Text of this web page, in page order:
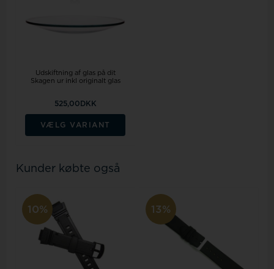
Udskiftning af glas på dit
Skagen ur inkl originalt glas
525,00DKK
VÆLG VARIANT
Kunder købte også
10% 13%